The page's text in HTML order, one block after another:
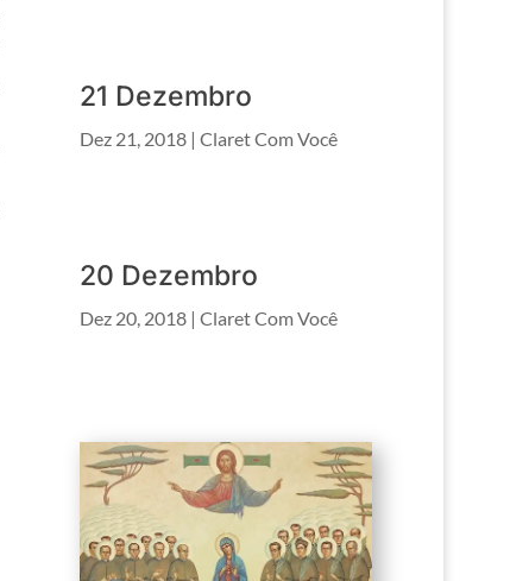
21 Dezembro
Dez 21, 2018 |Claret Com Você
20 Dezembro
Dez 20, 2018 |Claret Com Você